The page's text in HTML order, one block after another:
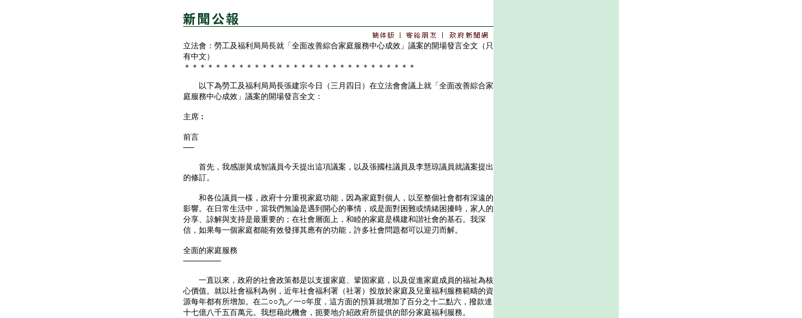
立法會：勞工及福利局局長就「全面改善綜合家庭服務中心成效」議案的開場發言全文（只
有中文）
＊＊＊＊＊＊＊＊＊＊＊＊＊＊＊＊＊＊＊＊＊＊＊＊＊＊＊＊＊＊
以下為勞工及福利局局長張建宗今日（三月四日）在立法會會議上就「全面改善綜合家
庭服務中心成效」議案的開場發言全文：
主席︰
前言
──
首先，我感謝黃成智議員今天提出這項議案，以及張國柱議員及李慧琼議員就議案提出
的修訂。
和各位議員一樣，政府十分重視家庭功能，因為家庭對個人，以至整個社會都有深遠的
影響。在日常生活中，當我們無論是遇到開心的事情，或是面對困難或情緒困擾時，家人的
分享、諒解與支持是最重要的；在社會層面上，和睦的家庭是構建和諧社會的基石。我深
信，如果每一個家庭都能有效發揮其應有的功能，許多社會問題都可以迎刃而解。
全面的家庭服務
───────
一直以來，政府的社會政策都是以支援家庭、鞏固家庭，以及促進家庭成員的福祉為核
心價值。就以社會福利為例，近年社會福利署（社署）投放於家庭及兒童福利服務範疇的資
源每年都有所增加。在二○○九／一○年度，這方面的預算就增加了百分之十二點六，撥款達
十七億八千五百萬元。我想藉此機會，扼要地介紹政府所提供的部分家庭福利服務。